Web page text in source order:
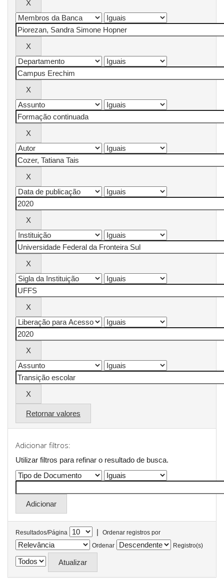
Retornar valores
Adicionar filtros:
Utilizar filtros para refinar o resultado de busca.
Resultados/Página |
Ordenar registros por
Ordenar
Registro(s)